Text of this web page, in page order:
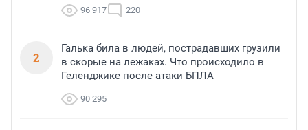
96 917 220
2
Галька била в людей, пострадавших грузили
в скорые на лежаках. Что происходило в
Геленджике после атаки БПЛА
90 295